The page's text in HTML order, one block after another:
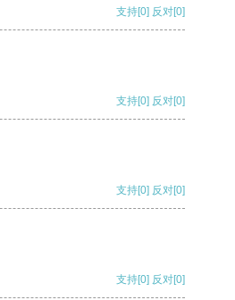
支持[0] 反对[0]
支持[0] 反对[0]
支持[0] 反对[0]
支持[0] 反对[0]